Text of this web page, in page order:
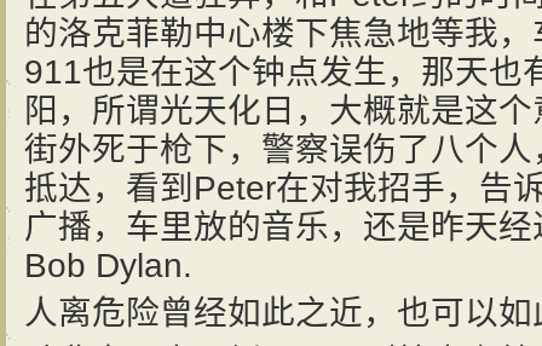
的洛克菲勒中心楼下焦急地等我
911也是在这个钟点发生，那天也
阳，所谓光天化日，大概就是这
街外死于枪下，警察误伤了八个
抵达，看到Peter在对我招手，告
广播，车里放的音乐，还是昨天
Bob Dylan.
人离危险曾经如此之近，也可以